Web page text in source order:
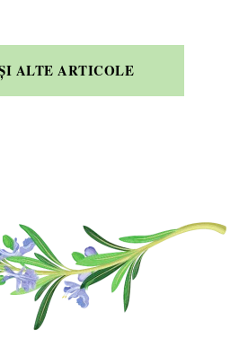
ALTE ARTICOLE